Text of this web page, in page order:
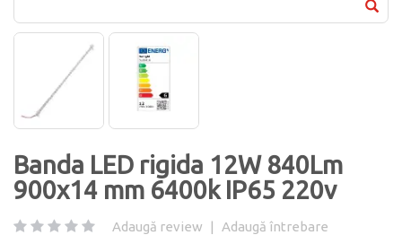
Banda LED rigida 12W 840Lm
900x14 mm 6400k IP65 220v
Adaugă review | Adaugă întrebare